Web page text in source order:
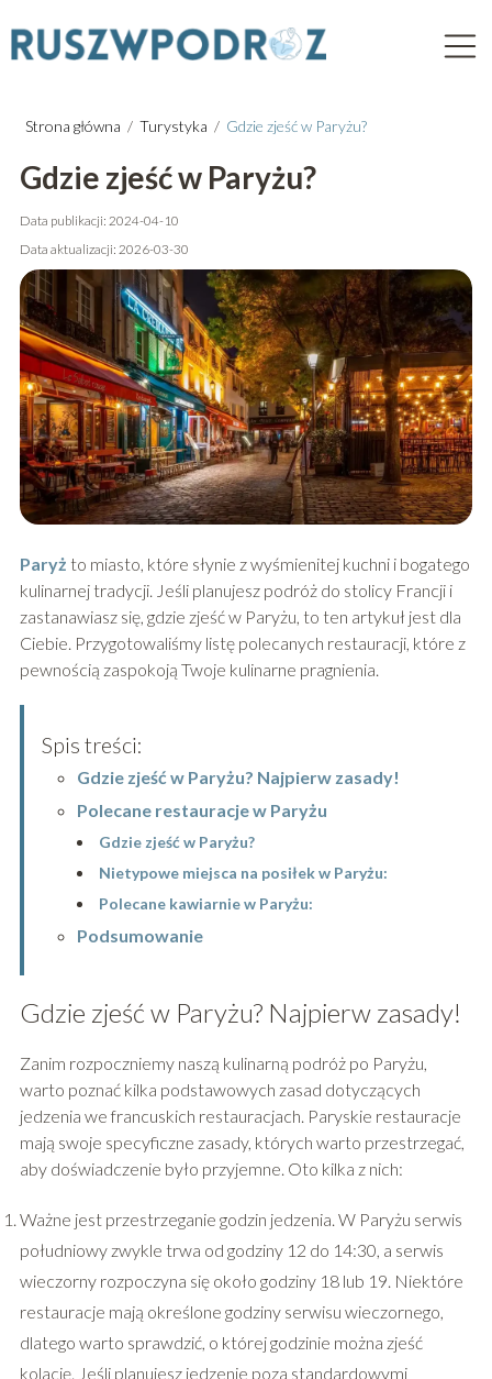
Strona główna / Turystyka / Gdzie zjeść w Paryżu?
Gdzie zjeść w Paryżu?
Data publikacji: 2024-04-10
Data aktualizacji: 2026-03-30
Paryż to miasto, które słynie z wyśmienitej kuchni i bogatego
kulinarnej tradycji. Jeśli planujesz podróż do stolicy Francji i
zastanawiasz się, gdzie zjeść w Paryżu, to ten artykuł jest dla
Ciebie. Przygotowaliśmy listę polecanych restauracji, które z
pewnością zaspokoją Twoje kulinarne pragnienia.
Spis treści:
Gdzie zjeść w Paryżu? Najpierw zasady!
Polecane restauracje w Paryżu
Gdzie zjeść w Paryżu?
Nietypowe miejsca na posiłek w Paryżu:
Polecane kawiarnie w Paryżu:
Podsumowanie
Gdzie zjeść w Paryżu? Najpierw zasady!
Zanim rozpoczniemy naszą kulinarną podróż po Paryżu,
warto poznać kilka podstawowych zasad dotyczących
jedzenia we francuskich restauracjach. Paryskie restauracje
mają swoje specyficzne zasady, których warto przestrzegać,
aby doświadczenie było przyjemne. Oto kilka z nich:
Ważne jest przestrzeganie godzin jedzenia. W Paryżu serwis
południowy zwykle trwa od godziny 12 do 14:30, a serwis
wieczorny rozpoczyna się około godziny 18 lub 19. Niektóre
restauracje mają określone godziny serwisu wieczornego,
dlatego warto sprawdzić, o której godzinie można zjeść
kolację. Jeśli planujesz jedzenie poza standardowymi